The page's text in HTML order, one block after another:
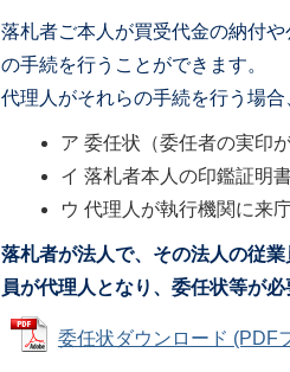
落札者ご本人が買受代金の納付
の手続を行うことができます。
代理人がそれらの手続を行う場
ア 委任状（委任者の実印
イ 落札者本人の印鑑証明
ウ 代理人が執行機関に来
落札者が法人で、その法人の従
員が代理人となり、委任状等が必
委任状ダウンロード (PDF